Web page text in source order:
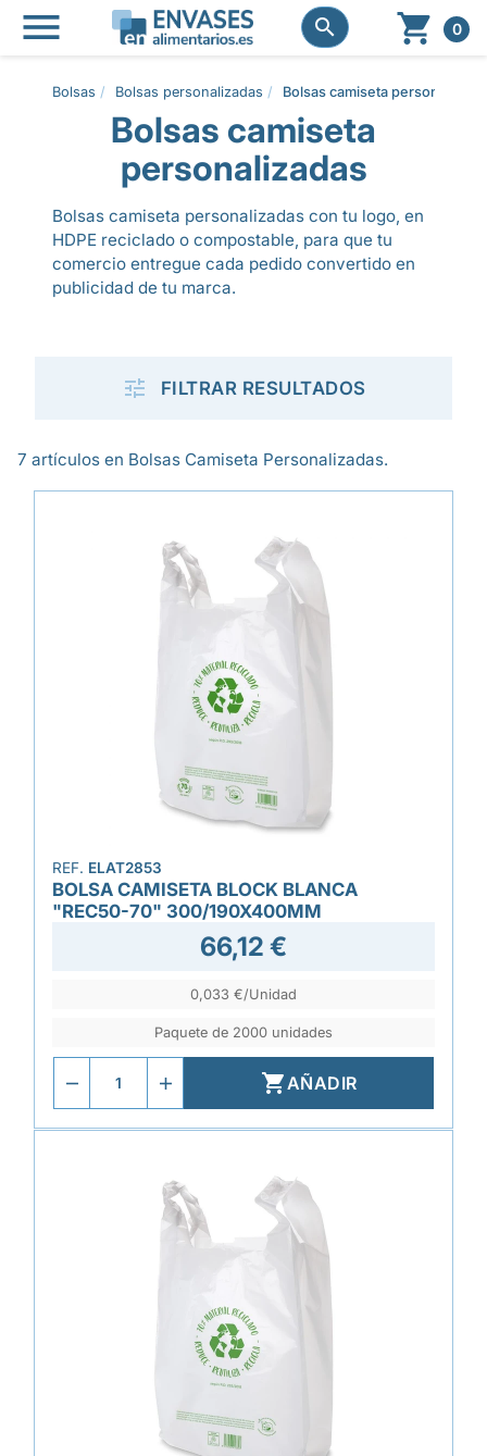
 
  0
Bolsas Bolsas personalizadas Bolsas camiseta
Bolsas camiseta
personalizadas
Bolsas camiseta personalizadas con tu logo, en
HDPE reciclado o compostable, para que tu
comercio entregue cada pedido convertido en
publicidad de tu marca.
 FILTRAR RESULTADOS
7 artículos en Bolsas Camiseta Personalizadas.
REF. ELAT2853
BOLSA CAMISETA BLOCK BLANCA
"REC50-70" 300/190X400MM
66,12 €
0,033 €/Unidad
Paquete de 2000 unidades
AÑADIR